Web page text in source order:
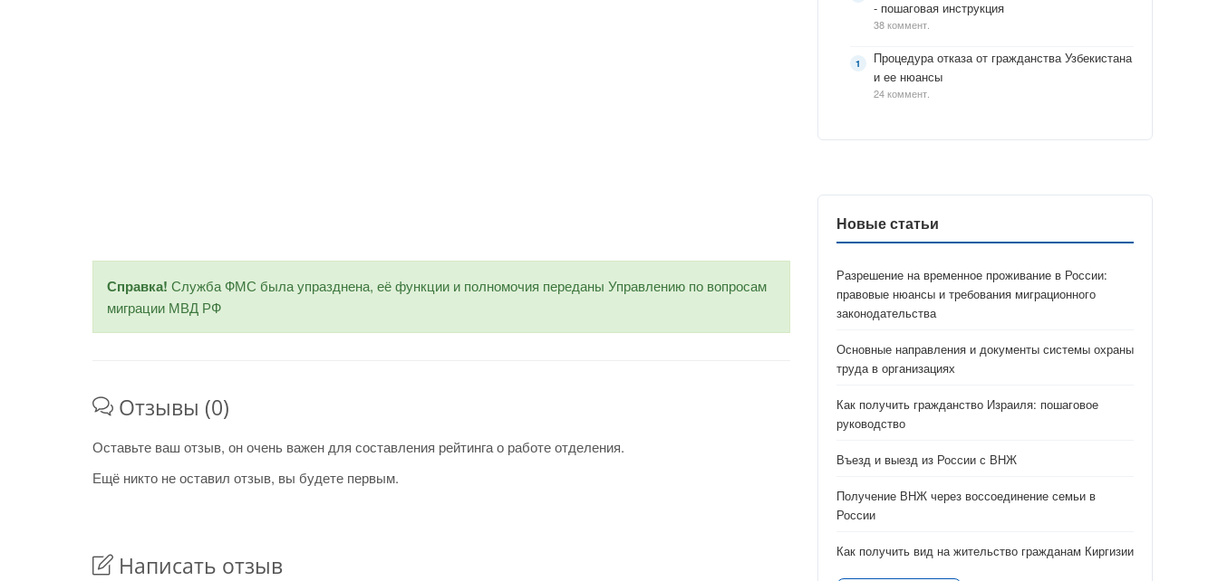
Справка! Служба ФМС была упразднена, её функции и полномочия переданы Управлению по вопросам
миграции МВД РФ
Отзывы (0)
Оставьте ваш отзыв, он очень важен для составления рейтинга о работе отделения.
Ещё никто не оставил отзыв, вы будете первым.
Написать отзыв
- пошаговая инструкция
38 коммент.
Процедура отказа от гражданства Узбекистана
и ее нюансы
24 коммент.
Новые статьи
Разрешение на временное проживание в России:
правовые нюансы и требования миграционного
законодательства
Основные направления и документы системы охраны
труда в организациях
Как получить гражданство Израиля: пошаговое
руководство
Въезд и выезд из России с ВНЖ
Получение ВНЖ через воссоединение семьи в
России
Как получить вид на жительство гражданам Киргизии